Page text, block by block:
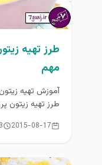
مهم
طرز تهیه زیتون
2015-08-17 3 دقیقه مطالعه